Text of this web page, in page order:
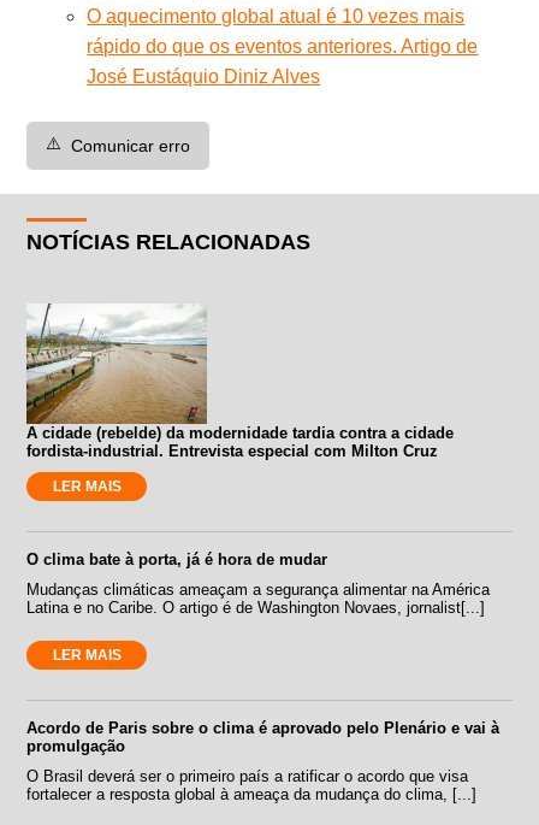
O aquecimento global atual é 10 vezes mais
rápido do que os eventos anteriores. Artigo de
José Eustáquio Diniz Alves
⚠️ Comunicar erro
NOTÍCIAS RELACIONADAS
A cidade (rebelde) da modernidade tardia contra a cidade
fordista-industrial. Entrevista especial com Milton Cruz
LER MAIS
O clima bate à porta, já é hora de mudar
Mudanças climáticas ameaçam a segurança alimentar na América
Latina e no Caribe. O artigo é de Washington Novaes, jornalist[...]
LER MAIS
Acordo de Paris sobre o clima é aprovado pelo Plenário e vai à
promulgação
O Brasil deverá ser o primeiro país a ratificar o acordo que visa
fortalecer a resposta global à ameaça da mudança do clima, [...]